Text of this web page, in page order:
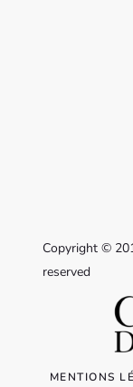
Copyright ©
reserved
MENTIONS